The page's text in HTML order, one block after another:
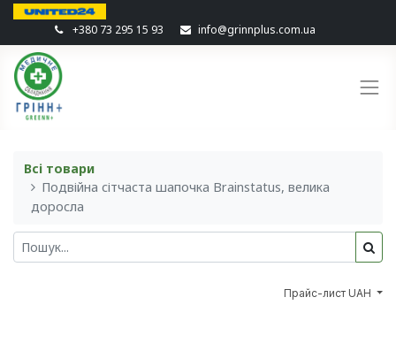
+380 73 295 15 93 info@grinnplus.com.ua
Всі товари
Подвійна сітчаста шапочка Brainstatus, велика
доросла
Прайс-лист UAH